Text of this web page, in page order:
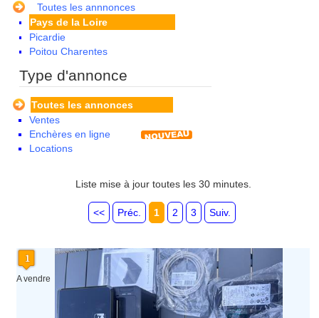
Toutes les annnonces
Pays Bas
Pays de la Loire
Picardie
Poitou Charentes
Provence Alpes Cote d'Azur -
Italie
Rhone Alpes
Type d'annonce
Toutes les annonces
Ventes
Enchères en ligne
Locations
Liste mise à jour toutes les 30 minutes.
<< Préc. 1 2 3 Suiv.
A vendre